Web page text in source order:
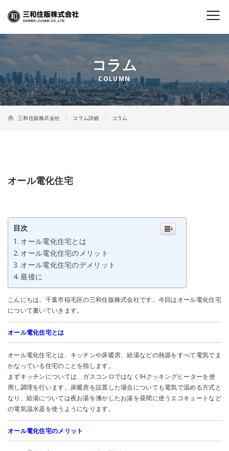
コラム
三和住販株式会社 コラム詳細 コラム
オール電化住宅
目次
オール電化住宅とは
オール電化住宅のメリット
オール電化住宅のデメリット
最後に
こんにちは。千葉市稲毛区の三和住販株式会社です。今回はオール電化住宅
について書いていきます。
オール電化住宅とは
オール電化住宅とは、キッチンや床暖房、給湯などの熱源をすべて電気でま
かなっている住宅のことを指します。
まずキッチンについては、ガスコンロではなくIHクッキングヒーターを使
用し調理を行います。床暖房を設置した場合についても電気で温める方式と
なり、給湯については夜お湯を沸かしたお湯を昼間に使うエコキュートなど
の電気温水器を使うようになります。
オール電化住宅のメリット